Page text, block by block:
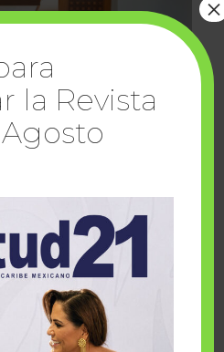
inspira; cumplen
y Make-A-Wish
la Revista
×